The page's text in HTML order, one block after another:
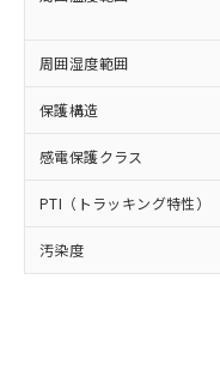
周囲湿度範囲
保護構造
感電保護クラス
PTI（トラッキング特性）
汚染度
正式な
様のお
ムロン
オムロ
ください。
在庫状
事前の承
示しな
マイパ
ルベンジル（BBP
（DBP）
(DIBP) 1000ppm以下
但し、RoHS指令で
フタル酸エステル
図的な使用がない
※2 対応予定月
部品在庫の切
月が前後する
ル類) : 1000ppm、
DBP(フタル酸ジ
イソブチル) :
ル) : 1000ppm、
※2 環境保護
「ｅ」：有害物
準値以下であ
「10」：通常
質が外部に漏
全に破
いよう必
当社は
ル、化
武器並
使用いた
当社は
場合は、
該第三
販売先
法に輸出
一
在
い
た
機
認く
受